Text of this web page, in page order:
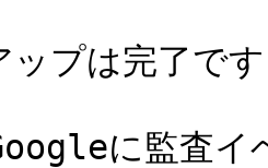
プは完了です
に監査イ